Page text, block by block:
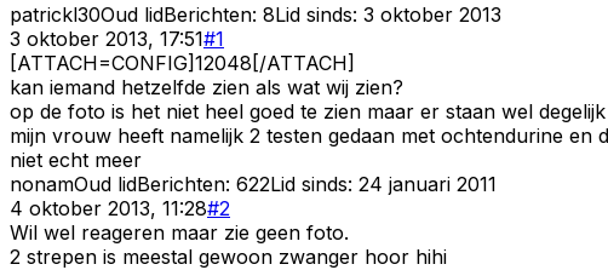
patrickl30Oud lidBerichten: 8Lid sinds: 3 oktober 2013
3 oktober 2013, 17:51#1
[ATTACH=CONFIG]12048[/ATTACH]
kan iemand hetzelfde zien als wat wij zien?
op de foto is het niet heel goed te zien maar er staan wel
mijn vrouw heeft namelijk 2 testen gedaan met ochtendurine
niet echt meer
nonamOud lidBerichten: 622Lid sinds: 24 januari 2011
4 oktober 2013, 11:28#2
Wil wel reageren maar zie geen foto.
2 strepen is meestal gewoon zwanger hoor hihi